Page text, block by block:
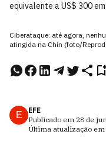
equivalente a US$ 300
Ciberataque: até agora,
atingida na Chin (foto/
E
EFE
Publicado em 28 de
Última atualização em